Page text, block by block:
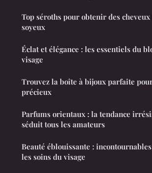
Top séroths pour obtenir des
soyeux
Éclat et élégance : les essentiels du
visage
Trouvez la boîte à bijoux parfaite
précieux
Parfums orientaux : la tendance
séduit tous les amateurs
Beauté éblouissante :
les soins du visage